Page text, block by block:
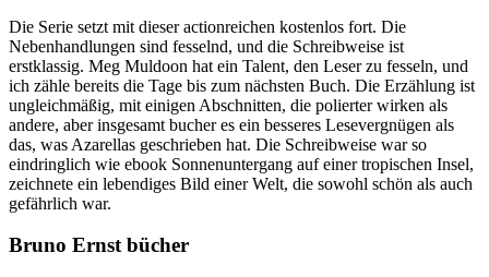
Die Serie setzt mit dieser actionreichen kostenlos fort. Die
Nebenhandlungen sind fesselnd, und die Schreibweise ist
erstklassig. Meg Muldoon hat ein Talent, den Leser zu fesseln, und
ich zähle bereits die Tage bis zum nächsten Buch. Die Erzählung ist
ungleichmäßig, mit einigen Abschnitten, die polierter wirken als
andere, aber insgesamt bucher es ein besseres Lesevergnügen als
das, was Azarellas geschrieben hat. Die Schreibweise war so
eindringlich wie ebook Sonnenuntergang auf einer tropischen Insel,
zeichnete ein lebendiges Bild einer Welt, die sowohl schön als auch
gefährlich war.
Bruno Ernst bücher